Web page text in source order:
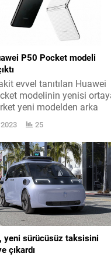
P50 Pocket modeli
evvel tanıtılan Huawei
modelinin yenisi
yeni modelden arka
Samsung Galaxy
dikey sabredebilir
Huawei P50
de satılan 28 bin TL
olarak pazarda dikkat
Şimdi ise “yeni”
Pocket ortaya çıktı....
25
yeni sürücüsüz taksisini
çıkardı